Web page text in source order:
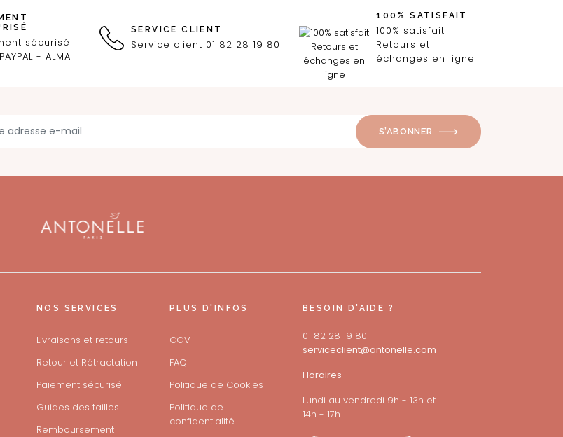
sécurisé
- ALMA
SERVICE CLIENT
Service client 01 82 28 19 80
100% SATISFAIT
100% satisfait
Retours et
échanges en ligne
S’ABONNER
BESOIN D'AIDE ?
01 82 28 19 80
serviceclient@antonelle.com
Horaires
Lundi au vendredi 9h - 13h et
14h - 17h
NOS SERVICES
Livraisons et retours
Retour et Rétractation
Paiement sécurisé
Guides des tailles
Remboursement
PLUS D'INFOS
CGV
FAQ
Politique de Cookies
Politique de
confidentialité